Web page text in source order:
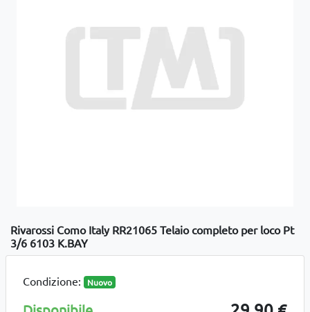
Rivarossi Como Italy RR21065 Telaio completo per loco Pt
3/6 6103 K.BAY
Condizione: Nuovo